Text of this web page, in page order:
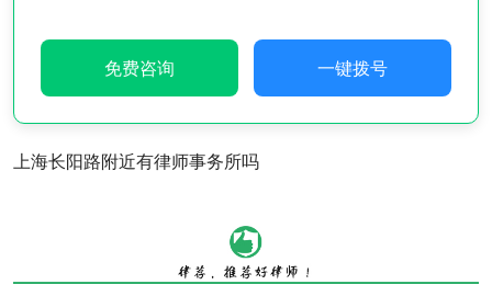
免费咨询 一键拨号
上海长阳路附近有律师事务所吗